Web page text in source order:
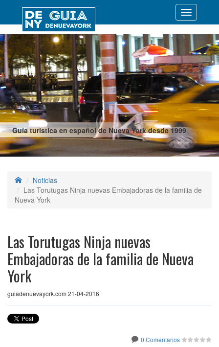
Guía turística en español de Nueva York desde 1999
Desplegar
Noticias
Las Torutugas Ninja nuevas Embajadoras de la familia de
Nueva York
Las Torutugas Ninja nuevas
Embajadoras de la familia de Nueva
York
guiadenuevayork.com 21-04-2016
0 Comentarios